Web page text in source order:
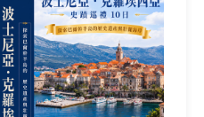
股份有限公司
品保北0121
朱光志
胡怡林